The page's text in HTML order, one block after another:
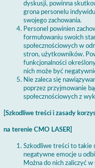
dyskusji, powinna
grona personelu
swojego zachowania.
Personel powinien
formułowaniu swoich
społecznościowych w
stron, użytkowników.
funkcjonalności
nich może być
Nie zaleca się
poprzez przyjmowanie
społecznościowych z
[Szkodliwe treści i zasady
na terenie CMO LASER]
Szkodliwe treści to takie
negatywne emocje u
Można do nich zaliczyć w